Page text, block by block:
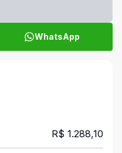
WhatsApp
R$ 1.288,10